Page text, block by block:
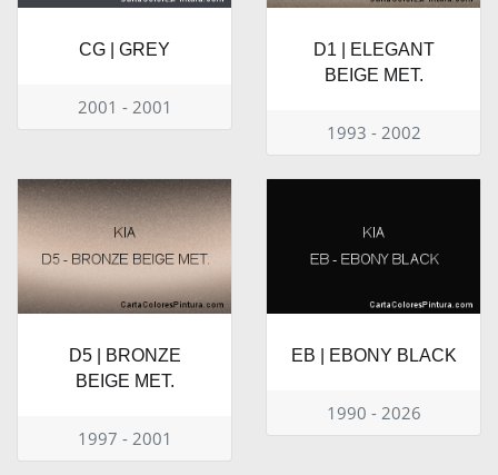
CG | GREY
2001 - 2001
D1 | ELEGANT
BEIGE MET.
1993 - 2002
D5 | BRONZE
BEIGE MET.
1997 - 2001
EB | EBONY BLACK
1990 - 2026